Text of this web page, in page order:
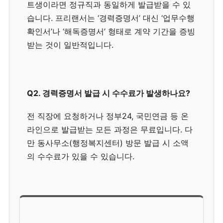
트생이라면 정규직과 동일하게 발급받을 수 있
습니다. 프리랜서는 ‘경력증명서’ 대신 ‘업무수행
확인서’나 ‘해독증명서’ 형태로 계약 기간을 증빙
받는 것이 일반적입니다.
Q2. 경력증명서 발급 시 수수료가 발생하나요?
전 직장에 요청하거나 정부24, 국민연금 등 온
라인으로 발급받는 모든 과정은 무료입니다. 다
만 동사무소(행정복지센터) 방문 발급 시 소액
의 수수료가 있을 수 있습니다.